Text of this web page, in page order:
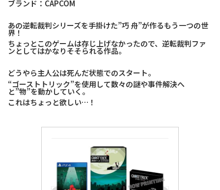
ブランド：CAPCOM
あの逆転裁判シリーズを手掛けた”巧 舟”が作るもう一つの世
界！
ちょっとこのゲームは存じ上げなかったので、逆転裁判ファ
ンとしてはかなりそそられる作品。
どうやら主人公は死んだ状態でのスタート。
“ゴーストトリック”を使用して数々の謎や事件解決へ
と”物”を動かしていく。
これはちょっと欲しい…！